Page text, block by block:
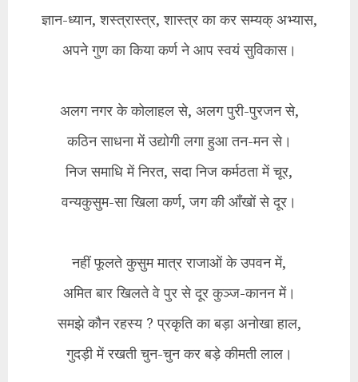
ज्ञान-ध्यान, शस्त्रास्त्र, शास्त्र का कर सम्यक् अभ्यास,
अपने गुण का किया कर्ण ने आप स्वयं सुविकास।
अलग नगर के कोलाहल से, अलग पुरी-पुरजन से,
कठिन साधना में उद्योगी लगा हुआ तन-मन से।
निज समाधि में निरत, सदा निज कर्मठता में चूर,
वन्यकुसुम-सा खिला कर्ण, जग की आँखों से दूर।
नहीं फूलते कुसुम मात्र राजाओं के उपवन में,
अमित बार खिलते वे पुर से दूर कुञ्ज-कानन में।
समझे कौन रहस्य ? प्रकृति का बड़ा अनोखा हाल,
गुदड़ी में रखती चुन-चुन कर बड़े कीमती लाल।